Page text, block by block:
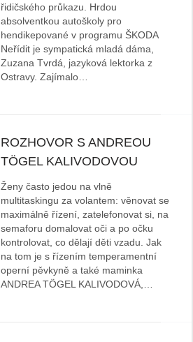
řidičského průkazu. Hrdou
absolventkou autoškoly pro
hendikepované v programu ŠKODA
Neřídit je sympatická mladá dáma,
Zuzana Tvrdá, jazyková lektorka z
Ostravy. Zajímalo…
ROZHOVOR S ANDREOU
TÖGEL KALIVODOVOU
Ženy často jedou na vlně
multitaskingu za volantem: věnovat se
maximálně řízení, zatelefonovat si, na
semaforu domalovat oči a po očku
kontrolovat, co dělají děti vzadu. Jak
na tom je s řízením temperamentní
operní pěvkyně a také maminka
ANDREA TÖGEL KALIVODOVÁ,…